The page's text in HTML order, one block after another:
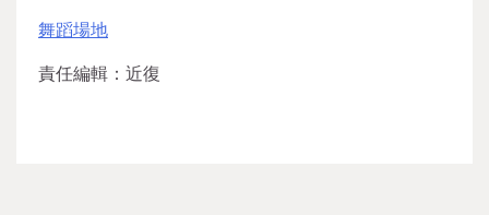
舞蹈場地
責任編輯：近復